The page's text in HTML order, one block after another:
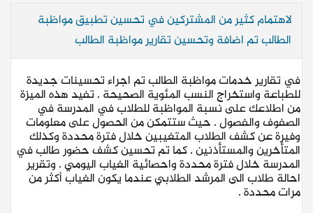
لاهتمام كثير من المشتركين في تحسين تطبيق مواظبة
الطالب تم اضافة وتحسين تقارير مواظبة الطالب
في تقارير خدمات مواظبة الطالب تم اجراء تحسينات جديدة
للطباعة واستخراج النسب المئوية الصحيحة . تفيد هذه الميزة
من اطلاعك على نسبة المواظبة للطلاب في المدرسة في
الصفوف والفصول . حيث ستتمكن من الحصول على معلومات
وفيرة عن كشف الطلاب المتغيبين خلال فترة محددة وكذلك
المتأخرين والمستأذنين . كما تم تحسين كشف حضور طالب في
المدرسة خلال فترة محددة واحصائية الغياب اليومي . وتقرير
احالة طلاب الى المرشد الطلابي عندما يكون الغياب أكثر من
مرات محددة .